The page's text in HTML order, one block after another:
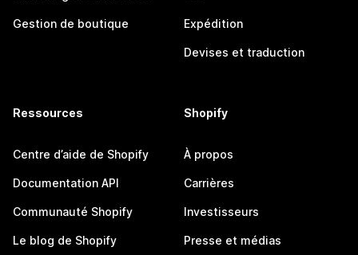
Gestion de boutique Expédition
Devises et traduction
Ressources
Centre d’aide de Shopify
Documentation API
Communauté Shopify
Le blog de Shopify
Shopify
À propos
Carrières
Investisseurs
Presse et médias